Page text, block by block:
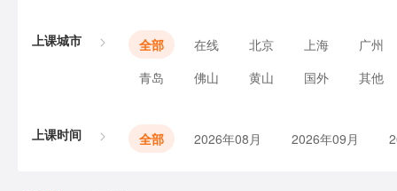
上课城市 全部 在线 北京 上海
广州
青岛
佛山 黄山 国外 其他
上课时间 全部 2026年08月 2026年09月